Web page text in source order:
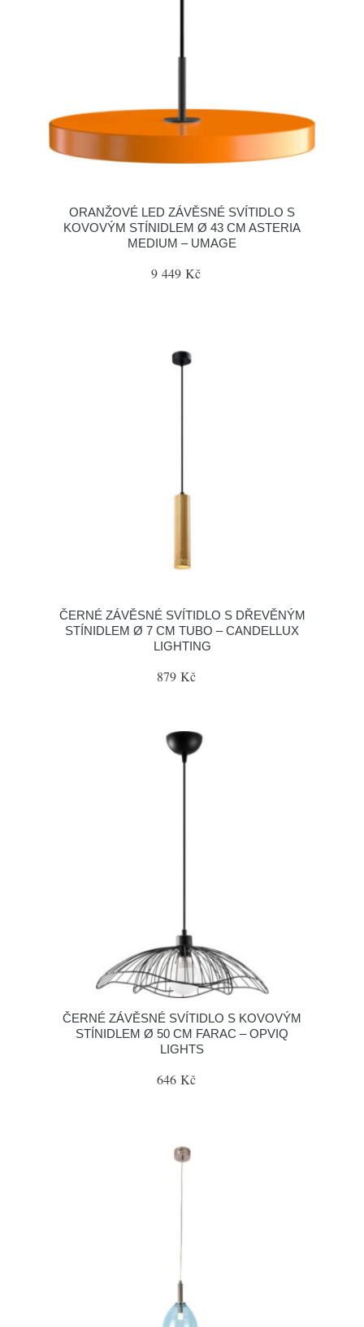
ORANŽOVÉ LED ZÁVĚSNÉ SVÍTIDLO S
KOVOVÝM STÍNIDLEM Ø 43 CM ASTERIA
MEDIUM – UMAGE
9 449 Kč
ČERNÉ ZÁVĚSNÉ SVÍTIDLO S DŘEVĚNÝM
STÍNIDLEM Ø 7 CM TUBO – CANDELLUX
LIGHTING
879 Kč
ČERNÉ ZÁVĚSNÉ SVÍTIDLO S KOVOVÝM
STÍNIDLEM Ø 50 CM FARAC – OPVIQ
LIGHTS
646 Kč